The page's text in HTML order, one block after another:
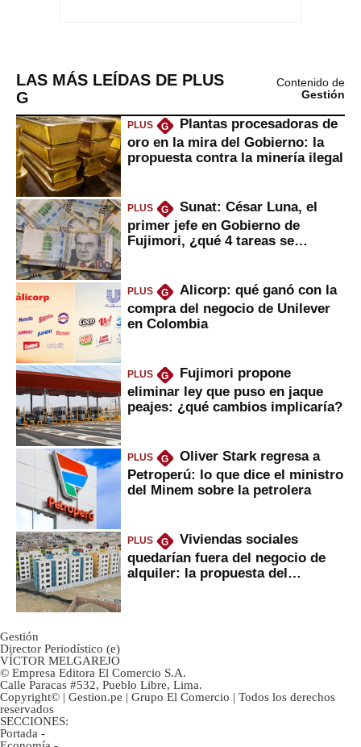
LAS MÁS LEÍDAS DE PLUS
G
Contenido de
Gestión
PLUS G
Plantas procesadoras de
oro en la mira del Gobierno: la
propuesta contra la minería ilegal
PLUS G
Sunat: César Luna, el
primer jefe en Gobierno de
Fujimori, ¿qué 4 tareas se
PLUS G
Alicorp: qué ganó con la
compra del negocio de Unilever
en Colombia
PLUS G
Fujimori propone
eliminar ley que puso en jaque
peajes: ¿qué cambios implicaría?
PLUS G
Oliver Stark regresa a
Petroperú: lo que dice el ministro
del Minem sobre la petrolera
PLUS G
Viviendas sociales
quedarían fuera del negocio de
alquiler: la propuesta del
Gestión
Director Periodístico (e)
VÍCTOR MELGAREJO
© Empresa Editora El Comercio S.A.
Calle Paracas #532, Pueblo Libre, Lima.
Copyright© | Gestion.pe | Grupo El Comercio | Todos los derechos
reservados
SECCIONES:
Portada -